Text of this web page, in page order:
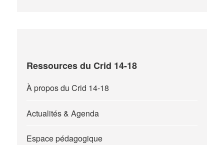
Ressources du Crid 14-18
À propos du Crid 14-18
Actualités & Agenda
Espace pédagogique